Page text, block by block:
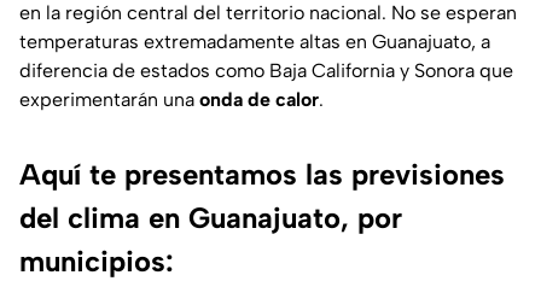
en la región central del territorio nacional. No se esperan
temperaturas extremadamente altas en Guanajuato, a
diferencia de estados como Baja California y Sonora que
experimentarán una onda de calor.
Aquí te presentamos las previsiones
del clima en Guanajuato, por
municipios: